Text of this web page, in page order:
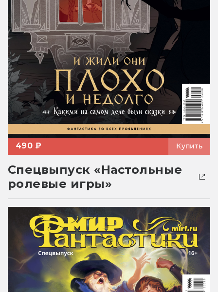
490 ₽ Купить
Спецвыпуск «Настольные
ролевые игры»